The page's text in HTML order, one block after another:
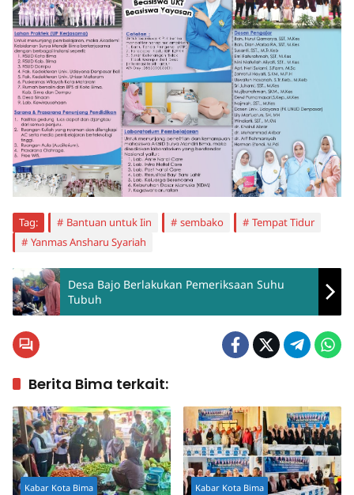
Tag: Bantuan untuk Iin sembako
Tempat Tidur
Yanmas Ansharu Syariah
Desa Bajo Berlakukan Pemeriksaan Suhu
Tubuh
Berita Bima terkait:
Kabar Kota Bima Kabar Kota Bima